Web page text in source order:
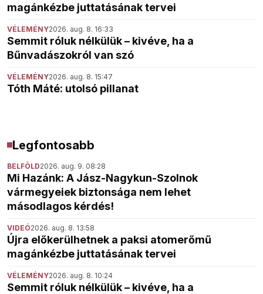
magánkézbe juttatásának tervei
VÉLEMÉNY2026. aug. 8. 16:33
Semmit róluk nélkülük – kivéve, ha a
Bűnvadászokról van szó
VÉLEMÉNY2026. aug. 8. 15:47
Tóth Máté: utolsó pillanat
Legfontosabb
BELFÖLD2026. aug. 9. 08:28
Mi Hazánk: A Jász-Nagykun-Szolnok
vármegyeiek biztonsága nem lehet
másodlagos kérdés!
VIDEÓ2026. aug. 8. 13:58
Újra előkerülhetnek a paksi atomerőmű
magánkézbe juttatásának tervei
VÉLEMÉNY2026. aug. 8. 10:24
Semmit róluk nélkülük – kivéve, ha a